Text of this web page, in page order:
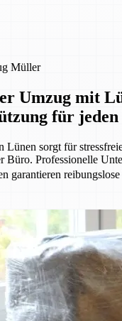
Müller
Umzug mit
für jeden
Lünen sorgt für
Büro. Professionelle
garantieren